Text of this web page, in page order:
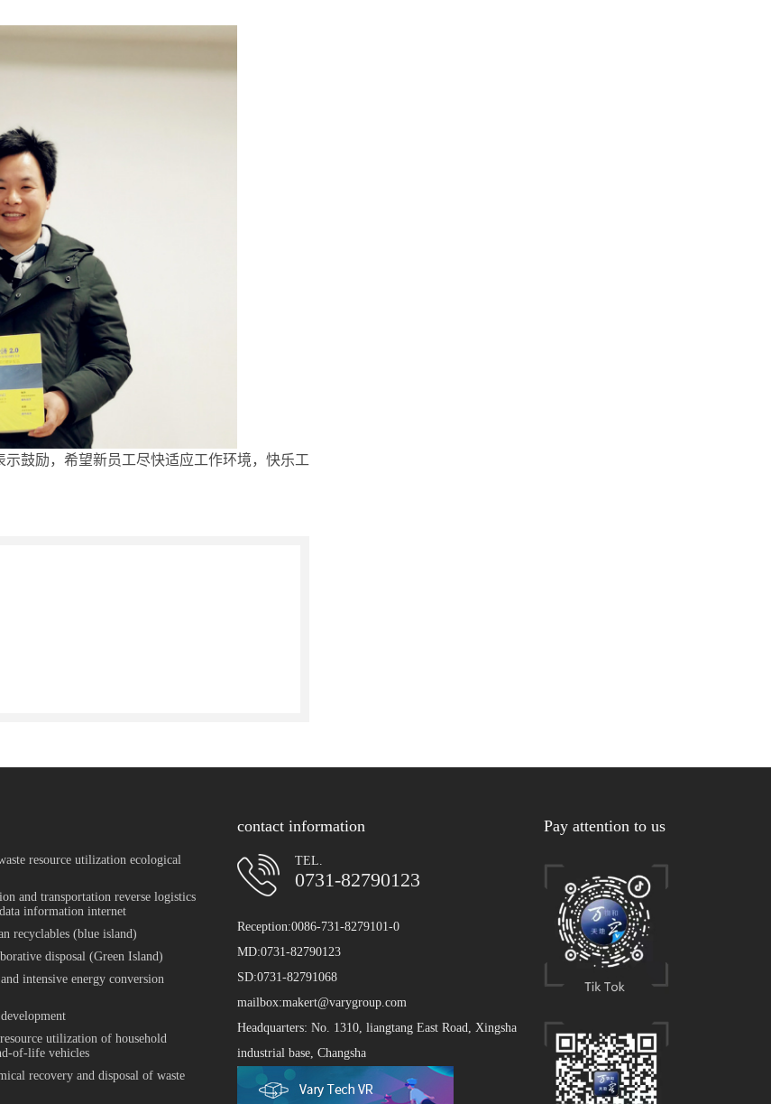
鼓励，希望新员工尽快适应工作环境，快乐工
resource utilization ecological
and transportation reverse logistics
information internet
recyclables (blue island)
disposal (Green Island)
intensive energy conversion
utilization of household
of-life vehicles
recovery and disposal of waste
contact information
TEL.
0731-82790123
Reception:0086-731-8279101-0
MD:0731-82790123
SD:0731-82791068
mailbox:makert@varygroup.com
Headquarters: No. 1310, liangtang East Road, Xingsha
industrial base, Changsha
Pay attention to us